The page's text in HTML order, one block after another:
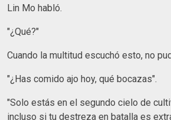
Lin Mo habló.
"¿Qué?"
Cuando la multitud escuchó esto, no
"¿Has comido ajo hoy, qué bocazas".
"Solo estás en el segundo cielo de
incluso si tu destreza en batalla es